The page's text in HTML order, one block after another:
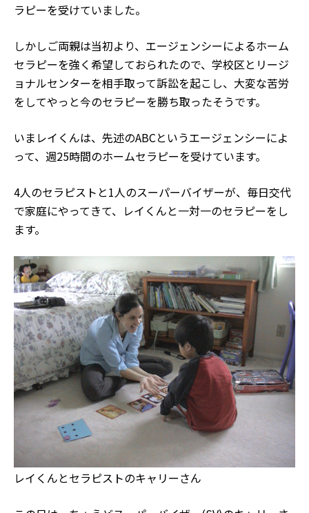
ラピーを受けていました。
しかしご両親は当初より、エージェンシーによるホーム
セラピーを強く希望しておられたので、学校区とリージ
ョナルセンターを相手取って訴訟を起こし、大変な苦労
をしてやっと今のセラピーを勝ち取ったそうです。
いまレイくんは、先述のABCというエージェンシーによ
って、週25時間のホームセラピーを受けています。
4人のセラピストと1人のスーパーバイザーが、毎日交代
で家庭にやってきて、レイくんと一対一のセラピーをし
ます。
レイくんとセラピストのキャリーさん